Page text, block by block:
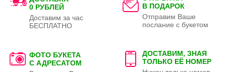
0 РУБЛЕЙ
Доставим за час
БЕСПЛАТНО
В ПОДАРОК
Отправим Ваше
послание с букетом
ФОТО БУКЕТА
С АДРЕСАТОМ
ДОСТАВИМ, ЗНАЯ
ТОЛЬКО ЕЁ НОМЕР